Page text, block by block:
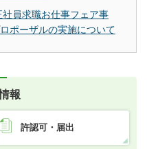
社員求職お仕事フェア事
ポーザルの実施について
報
許認可・届出